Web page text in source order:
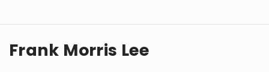
Frank Morris Lee